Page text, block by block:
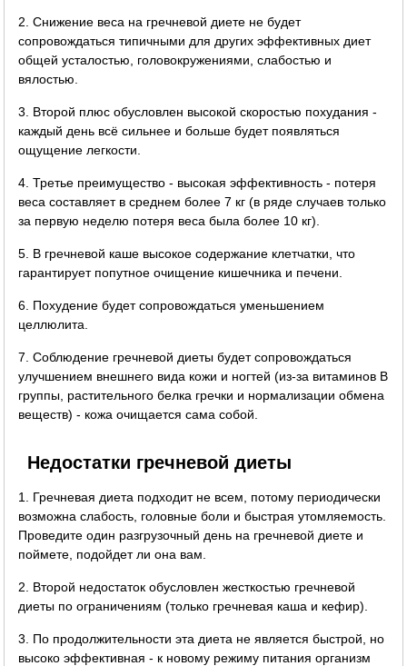
2. Снижение веса на гречневой диете не будет
сопровождаться типичными для других эффективных диет
общей усталостью, головокружениями, слабостью и
вялостью.
3. Второй плюс обусловлен высокой скоростью похудания -
каждый день всё сильнее и больше будет появляться
ощущение легкости.
4. Третье преимущество - высокая эффективность - потеря
веса составляет в среднем более 7 кг (в ряде случаев только
за первую неделю потеря веса была более 10 кг).
5. В гречневой каше высокое содержание клетчатки, что
гарантирует попутное очищение кишечника и печени.
6. Похудение будет сопровождаться уменьшением
целлюлита.
7. Соблюдение гречневой диеты будет сопровождаться
улучшением внешнего вида кожи и ногтей (из-за витаминов B
группы, растительного белка гречки и нормализации обмена
веществ) - кожа очищается сама собой.
Недостатки гречневой диеты
1. Гречневая диета подходит не всем, потому периодически
возможна слабость, головные боли и быстрая утомляемость.
Проведите один разгрузочный день на гречневой диете и
поймете, подойдет ли она вам.
2. Второй недостаток обусловлен жесткостью гречневой
диеты по ограничениям (только гречневая каша и кефир).
3. По продолжительности эта диета не является быстрой, но
высоко эффективная - к новому режиму питания организм